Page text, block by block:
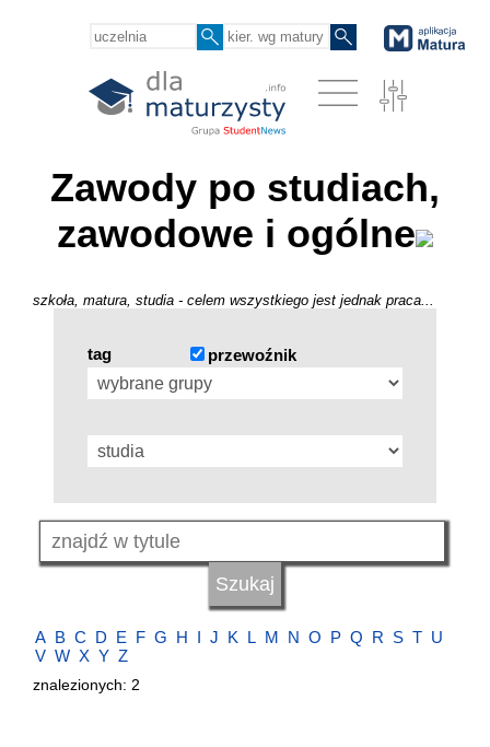
Zawody po studiach,
zawodowe i ogólne
szkoła, matura, studia - celem wszystkiego jest jednak praca...
tag przewoźnik
A B C D E F G H I J K L M N O P Q R S T U
V W X Y Z
znalezionych: 2